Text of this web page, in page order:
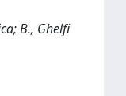
B., Ghelfi